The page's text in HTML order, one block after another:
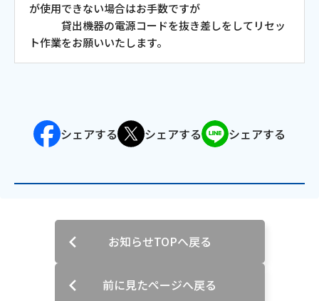
おトクなプラン
パンフレット・チラシ
お知らせ
サイトマップ
安全・安心マーク
が使用できない場合はお手数ですが
貸出機器の電源コードを抜き差しをしてリセッ
ト作業をお願いいたします。
シェアする シェアする シェアする
お知らせTOPへ戻る
前に見たページへ戻る